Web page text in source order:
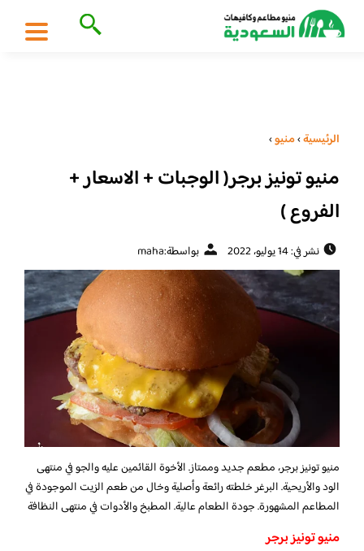
الرئيسية›منيو›
منيو تونيز برجر( الوجبات + الاسعار +
الفروع )
نشر في: 14 يوليو، 2022 بواسطة:maha
منيو تونيز برجر، مطعم جديد وممتاز. الأخوة القائمين عليه والجو في منتهى
الود والأريحية. البرغر خلطته رائعة وأصلية وخال من طعم الزيت الموجودة في
المطاعم المشهورة. جودة الطعام عالية. المطبخ والأدوات في منتهى النظافة
منيو تونيز برجر